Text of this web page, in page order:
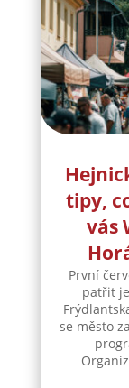
tipy,
vás
První
patřit
se město